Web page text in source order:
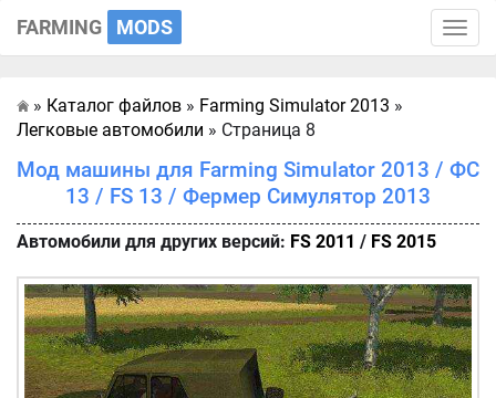
Toggle
FARMING MODS
Главная
» Каталог файлов » Farming Simulator 2013 »
Легковые автомобили » Страница 8
Мод машины для Farming Simulator 2013 / ФС
13 / FS 13 / Фермер Симулятор 2013
Автомобили для других версий: FS 2011 / FS 2015